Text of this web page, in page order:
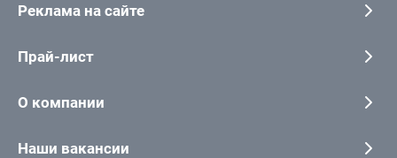
Реклама на сайте
Прай-лист
О компании
Наши вакансии